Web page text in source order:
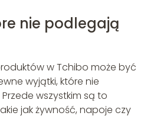
nie podlegają
w Tchibo może być
wyjątki, które nie
wszystkim są to
jak żywność, napoje czy